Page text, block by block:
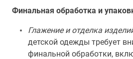
Финальная обработка и
Глажение и отделка
детской одежды требует
финальной обработки,